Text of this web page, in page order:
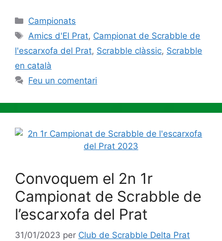
Categories
Campionats
Etiquetes
Amics d'El Prat, Campionat de Scrabble de
l'escarxofa del Prat, Scrabble clàssic, Scrabble
en català
Feu un comentari
Convoquem el 2n 1r
Campionat de Scrabble de
l’escarxofa del Prat
31/01/2023 per Club de Scrabble Delta Prat